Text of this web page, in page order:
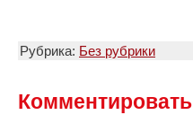
Рубрика: Без рубрики
Комментировать